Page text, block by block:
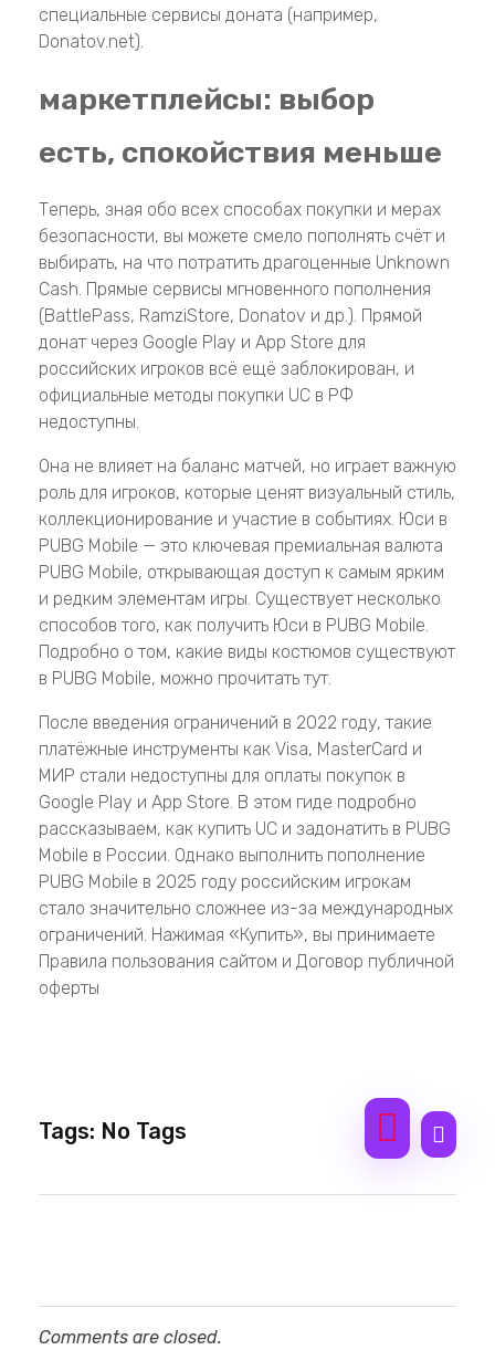
специальные сервисы доната (например,
Donatov.net).
маркетплейсы: выбор
есть, спокойствия меньше
Теперь, зная обо всех способах покупки и мерах
безопасности, вы можете смело пополнять счёт и
выбирать, на что потратить драгоценные Unknown
Cash. Прямые сервисы мгновенного пополнения
(BattlePass, RamziStore, Donatov и др.). Прямой
донат через Google Play и App Store для
российских игроков всё ещё заблокирован, и
официальные методы покупки UC в РФ
недоступны.
Она не влияет на баланс матчей, но играет важную
роль для игроков, которые ценят визуальный стиль,
коллекционирование и участие в событиях. Юси в
PUBG Mobile — это ключевая премиальная валюта
PUBG Mobile, открывающая доступ к самым ярким
и редким элементам игры. Существует несколько
способов того, как получить Юси в PUBG Mobile.
Подробно о том, какие виды костюмов существуют
в PUBG Mobile, можно прочитать тут.
После введения ограничений в 2022 году, такие
платёжные инструменты как Visa, MasterCard и
МИР стали недоступны для оплаты покупок в
Google Play и App Store. В этом гиде подробно
рассказываем, как купить UC и задонатить в PUBG
Mobile в России. Однако выполнить пополнение
PUBG Mobile в 2025 году российским игрокам
стало значительно сложнее из-за международных
ограничений. Нажимая «Купить», вы принимаете
Правила пользования сайтом и Договор публичной
оферты
Tags: No Tags
Comments are closed.